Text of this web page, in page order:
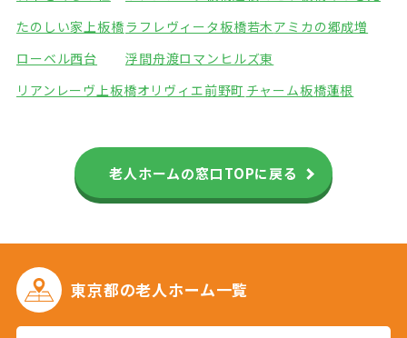
たのしい家上板橋ラフレヴィータ板橋若木アミカの郷成増
ローベル西台
浮間舟渡ロマンヒルズ東
リアンレーヴ上板橋オリヴィエ前野町 チャーム板橋蓮根
老人ホームの窓口TOPに戻る
東京都の老人ホーム一覧